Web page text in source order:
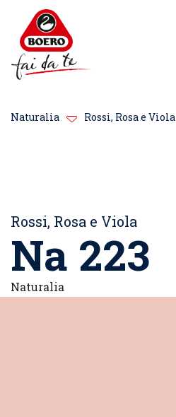
Naturalia Rossi, Rosa e Viola
Rossi, Rosa e Viola
Na 223
Naturalia